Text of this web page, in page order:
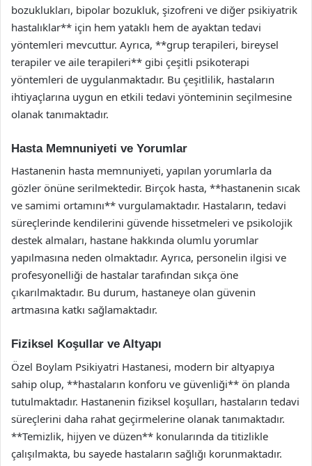
bozuklukları, bipolar bozukluk, şizofreni ve diğer psikiyatrik
hastalıklar** için hem yataklı hem de ayaktan tedavi
yöntemleri mevcuttur. Ayrıca, **grup terapileri, bireysel
terapiler ve aile terapileri** gibi çeşitli psikoterapi
yöntemleri de uygulanmaktadır. Bu çeşitlilik, hastaların
ihtiyaçlarına uygun en etkili tedavi yönteminin seçilmesine
olanak tanımaktadır.
Hasta Memnuniyeti ve Yorumlar
Hastanenin hasta memnuniyeti, yapılan yorumlarla da
gözler önüne serilmektedir. Birçok hasta, **hastanenin sıcak
ve samimi ortamını** vurgulamaktadır. Hastaların, tedavi
süreçlerinde kendilerini güvende hissetmeleri ve psikolojik
destek almaları, hastane hakkında olumlu yorumlar
yapılmasına neden olmaktadır. Ayrıca, personelin ilgisi ve
profesyonelliği de hastalar tarafından sıkça öne
çıkarılmaktadır. Bu durum, hastaneye olan güvenin
artmasına katkı sağlamaktadır.
Fiziksel Koşullar ve Altyapı
Özel Boylam Psikiyatri Hastanesi, modern bir altyapıya
sahip olup, **hastaların konforu ve güvenliği** ön planda
tutulmaktadır. Hastanenin fiziksel koşulları, hastaların tedavi
süreçlerini daha rahat geçirmelerine olanak tanımaktadır.
**Temizlik, hijyen ve düzen** konularında da titizlikle
çalışılmakta, bu sayede hastaların sağlığı korunmaktadır.